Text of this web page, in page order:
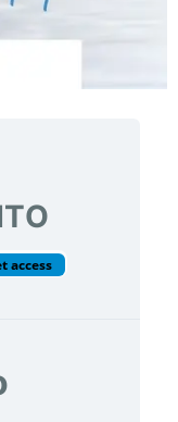
access